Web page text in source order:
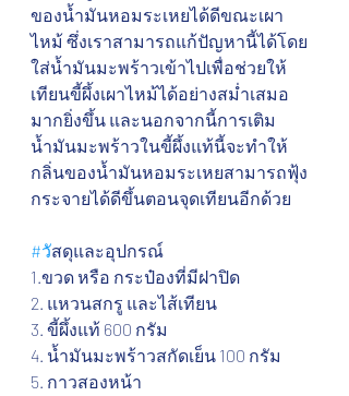
ของน้ำมันหอมระเหยได้ดีขณะเผา
ไหม้ ซึ่งเราสามารถแก้ปัญหานี้ได้โดย
ใส่น้ำมันมะพร้าวเข้าไปเพื่อช่วยให้
เทียนขี้ผึ้งเผาไหม้ได้อย่างสม่ำเสมอ
มากยิ่งขึ้น และนอกจากนี้การเติม
น้ำมันมะพร้าวในขี้ผึ้งแท้นี้จะทำให้
กลิ่นของน้ำมันหอมระเหยสามารถฟุ้ง
กระจายได้ดีขึ้นตอนจุดเทียนอีกด้วย
#วัสดุและอุปกรณ์
1.ขวด หรือ กระป๋องที่มีฝาปิด
2. แหวนสกรู และไส้เทียน
3. ขี้ผึ้งแท้ 600 กรัม
4. น้ำมันมะพร้าวสกัดเย็น 100 กรัม
5. กาวสองหน้า